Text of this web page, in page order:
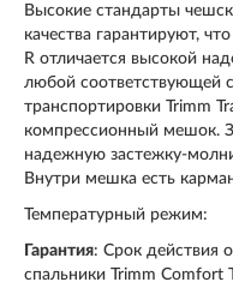
Высокие стандарты
качества гарантируют,
R отличается высокой
любой соответствующей
транспортировки Trimm
компрессионный мешок.
надежную застежку-
Внутри мешка есть
Температурный режим:
Гарантия: Срок действия
спальники Trimm Comfort